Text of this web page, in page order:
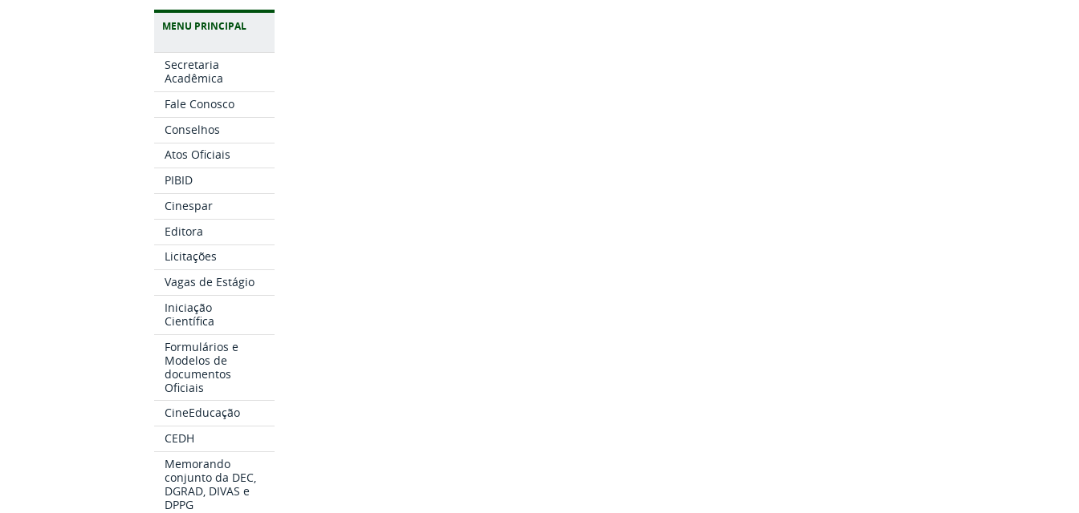
MENU PRINCIPAL
Secretaria
Acadêmica
Fale Conosco
Conselhos
Atos Oficiais
PIBID
Cinespar
Editora
Licitações
Vagas de Estágio
Iniciação
Científica
Formulários e
Modelos de
documentos
Oficiais
CineEducação
CEDH
Memorando
conjunto da DEC,
DGRAD, DIVAS e
DPPG